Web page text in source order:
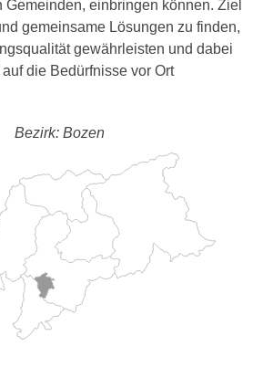
einbringen können. Ziel
gemeinsame Lösungen zu finden,
gewährleisten und dabei
die Bedürfnisse vor Ort
Bezirk: Bozen